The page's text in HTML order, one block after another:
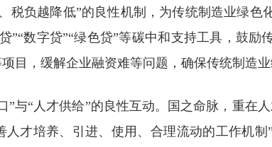
税负越降低”的良性机制，为传统制造业绿色
”“数字贷”“绿色贷”等碳中和支持工具，鼓
目，缓解企业融资难等问题，确保传统制造业
”与“人才供给”的良性互动。国之命脉，重在
才培养、引进、使用、合理流动的工作机制